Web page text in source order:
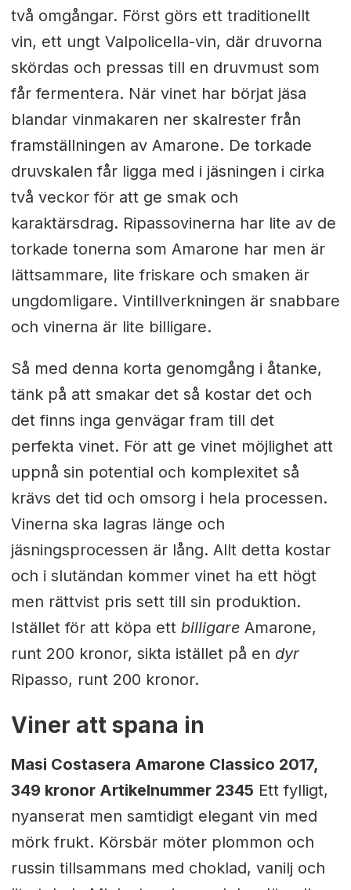
två omgångar. Först görs ett traditionellt
vin, ett ungt Valpolicella-vin, där druvorna
skördas och pressas till en druvmust som
får fermentera. När vinet har börjat jäsa
blandar vinmakaren ner skalrester från
framställningen av Amarone. De torkade
druvskalen får ligga med i jäsningen i cirka
två veckor för att ge smak och
karaktärsdrag. Ripassovinerna har lite av de
torkade tonerna som Amarone har men är
lättsammare, lite friskare och smaken är
ungdomligare. Vintillverkningen är snabbare
och vinerna är lite billigare.
Så med denna korta genomgång i åtanke,
tänk på att smakar det så kostar det och
det finns inga genvägar fram till det
perfekta vinet. För att ge vinet möjlighet att
uppnå sin potential och komplexitet så
krävs det tid och omsorg i hela processen.
Vinerna ska lagras länge och
jäsningsprocessen är lång. Allt detta kostar
och i slutändan kommer vinet ha ett högt
men rättvist pris sett till sin produktion.
Istället för att köpa ett billigareAmarone,
runt 200 kronor, sikta istället på en dyr
Ripasso, runt 200 kronor.
Viner att spana in
Masi Costasera Amarone Classico 2017,
349 kronor Artikelnummer 2345 Ett fylligt,
nyanserat men samtidigt elegant vin med
mörk frukt. Körsbär möter plommon och
russin tillsammans med choklad, vanilj och